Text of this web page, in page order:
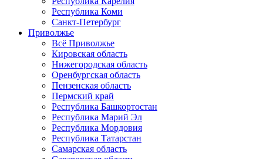
Республика Коми
Санкт-Петербург
Приволжье
Всё Приволжье
Кировская область
Нижегородская область
Оренбургская область
Пензенская область
Пермский край
Республика Башкортостан
Республика Марий Эл
Республика Мордовия
Республика Татарстан
Самарская область